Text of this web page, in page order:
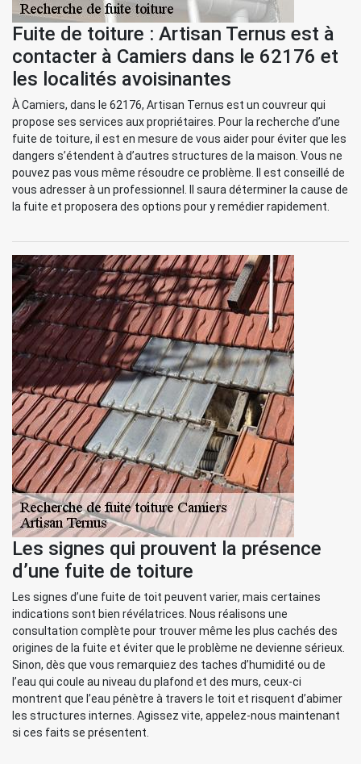
Fuite de toiture : Artisan Ternus est à
contacter à Camiers dans le 62176 et
les localités avoisinantes
À Camiers, dans le 62176, Artisan Ternus est un couvreur qui
propose ses services aux propriétaires. Pour la recherche d’une
fuite de toiture, il est en mesure de vous aider pour éviter que les
dangers s’étendent à d’autres structures de la maison. Vous ne
pouvez pas vous même résoudre ce problème. Il est conseillé de
vous adresser à un professionnel. Il saura déterminer la cause de
la fuite et proposera des options pour y remédier rapidement.
Les signes qui prouvent la présence
d’une fuite de toiture
Les signes d’une fuite de toit peuvent varier, mais certaines
indications sont bien révélatrices. Nous réalisons une
consultation complète pour trouver même les plus cachés des
origines de la fuite et éviter que le problème ne devienne sérieux.
Sinon, dès que vous remarquiez des taches d’humidité ou de
l’eau qui coule au niveau du plafond et des murs, ceux-ci
montrent que l’eau pénètre à travers le toit et risquent d’abimer
les structures internes. Agissez vite, appelez-nous maintenant
si ces faits se présentent.